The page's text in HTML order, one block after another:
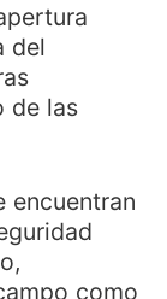
del
de las
encuentran
como